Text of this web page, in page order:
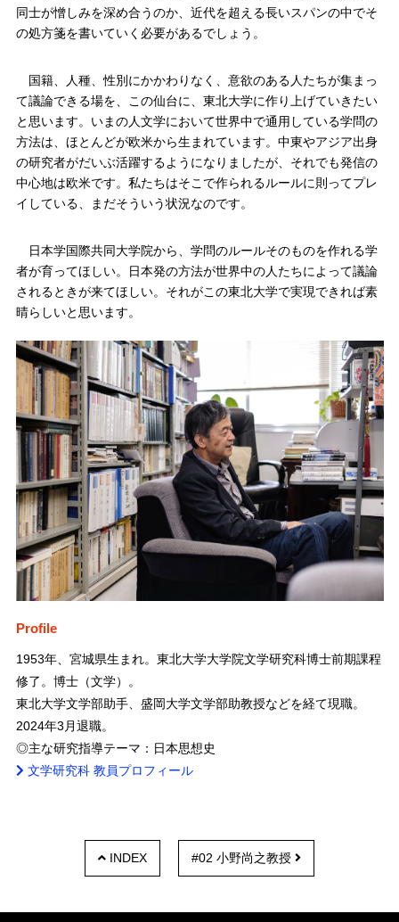
同士が憎しみを深め合うのか、近代を超える長いスパンの中でそ
の処方箋を書いていく必要があるでしょう。
国籍、人種、性別にかかわりなく、意欲のある人たちが集まっ
て議論できる場を、この仙台に、東北大学に作り上げていきたい
と思います。いまの人文学において世界中で通用している学問の
方法は、ほとんどが欧米から生まれています。中東やアジア出身
の研究者がだいぶ活躍するようになりましたが、それでも発信の
中心地は欧米です。私たちはそこで作られるルールに則ってプレ
イしている、まだそういう状況なのです。
日本学国際共同大学院から、学問のルールそのものを作れる学
者が育ってほしい。日本発の方法が世界中の人たちによって議論
されるときが来てほしい。それがこの東北大学で実現できれば素
晴らしいと思います。
Profile
1953年、宮城県生まれ。東北大学大学院文学研究科博士前期課程
修了。博士（文学）。
東北大学文学部助手、盛岡大学文学部助教授などを経て現職。
2024年3月退職。
◎主な研究指導テーマ：日本思想史
文学研究科 教員プロフィール
INDEX #02 小野尚之教授